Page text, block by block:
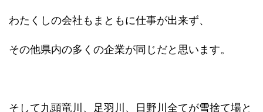
わたくしの会社もまともに仕事が出来ず、
その他県内の多くの企業が同じだと思います。
そして九頭竜川、足羽川、日野川全てが雪捨て場と